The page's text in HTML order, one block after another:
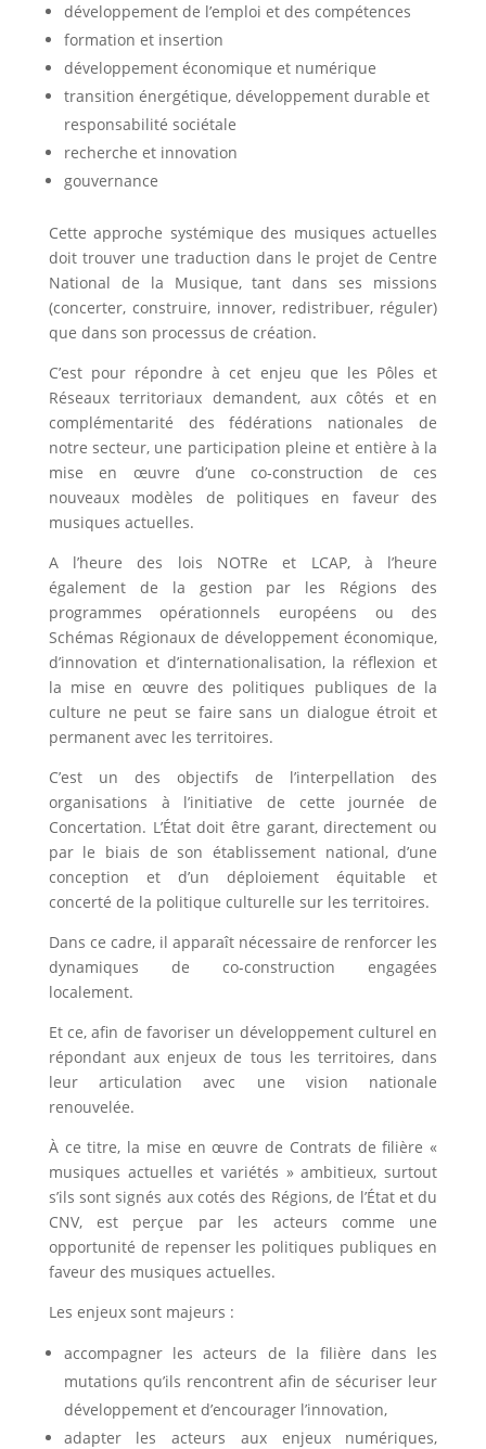
développement de l’emploi et des compétences
formation et insertion
développement économique et numérique
transition énergétique, développement durable et
responsabilité sociétale
recherche et innovation
gouvernance
Cette approche systémique des musiques actuelles
doit trouver une traduction dans le projet de Centre
National de la Musique, tant dans ses missions
(concerter, construire, innover, redistribuer, réguler)
que dans son processus de création.
C’est pour répondre à cet enjeu que les Pôles et
Réseaux territoriaux demandent, aux côtés et en
complémentarité des fédérations nationales de
notre secteur, une participation pleine et entière à la
mise en œuvre d’une co-construction de ces
nouveaux modèles de politiques en faveur des
musiques actuelles.
A l’heure des lois NOTRe et LCAP, à l’heure
également de la gestion par les Régions des
programmes opérationnels européens ou des
Schémas Régionaux de développement économique,
d’innovation et d’internationalisation, la réflexion et
la mise en œuvre des politiques publiques de la
culture ne peut se faire sans un dialogue étroit et
permanent avec les territoires.
C’est un des objectifs de l’interpellation des
organisations à l’initiative de cette journée de
Concertation. L’État doit être garant, directement ou
par le biais de son établissement national, d’une
conception et d’un déploiement équitable et
concerté de la politique culturelle sur les territoires.
Dans ce cadre, il apparaît nécessaire de renforcer les
dynamiques de co-construction engagées
localement.
Et ce, afin de favoriser un développement culturel en
répondant aux enjeux de tous les territoires, dans
leur articulation avec une vision nationale
renouvelée.
À ce titre, la mise en œuvre de Contrats de filière «
musiques actuelles et variétés » ambitieux, surtout
s’ils sont signés aux cotés des Régions, de l’État et du
CNV, est perçue par les acteurs comme une
opportunité de repenser les politiques publiques en
faveur des musiques actuelles.
Les enjeux sont majeurs :
accompagner les acteurs de la filière dans les
mutations qu’ils rencontrent afin de sécuriser leur
développement et d’encourager l’innovation,
adapter les acteurs aux enjeux numériques,